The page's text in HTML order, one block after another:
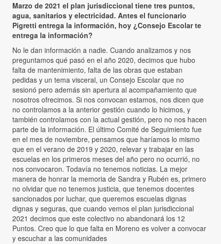
Marzo de 2021 el plan jurisdiccional tiene tres puntos,
agua, sanitarios y electricidad. Antes el funcionario
Pigretti entrega la información, hoy ¿Consejo Escolar te
entrega la información?
No le dan información a nadie. Cuando analizamos y nos
preguntamos qué pasó en el año 2020, decimos que hubo
falta de mantenimiento, falta de las obras que estaban
pedidas y un tema visceral, un Consejo Escolar que no
sesionó pero además sin apertura al acompañamiento que
nosotros ofrecimos. Si nos convocan estamos, nos dicen que
no controlamos a la anterior gestión cuando lo hicimos, y
también controlamos con la actual gestión, pero no nos hacen
parte de la información. El último Comité de Seguimiento fue
en el mes de noviembre, pensamos que haríamos lo mismo
que en el verano de 2019 y 2020, relevar y trabajar en las
escuelas en los primeros meses del año pero no ocurrió, no
nos convocaron. Todavía no tenemos noticias. La mejor
manera de honrar la memoria de Sandra y Rubén es, primero
no olvidar que no tenemos justicia, que tenemos docentes
sancionados por luchar, que queremos escuelas dignas
dignas y seguras, que cuando vemos el plan jurisdiccional
2021 decimos que este colectivo no abandonará los 12
Puntos. Creo que lo que falta en Moreno es volver a convocar
y escuchar a las comunidades